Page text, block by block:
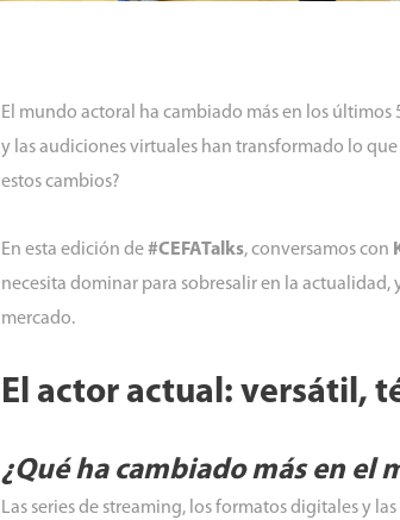
El mundo actoral ha cambiado más en los
y las audiciones virtuales han transformado lo
estos cambios?
En esta edición de#CEFATalks, conversamos con
necesita dominar para sobresalir en la actualidad,
mercado.
El actor actual: versátil,
¿Qué ha cambiado más en el
Las series de streaming, los formatos digitales y